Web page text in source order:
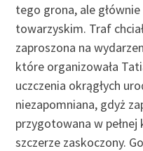
tego grona, ale
towarzyskim. Traf
zaproszona na
które organizowała
uczczenia okrągłych
niezapomniana, gdyż
przygotowana w pełnej
szczerze zaskoczony.